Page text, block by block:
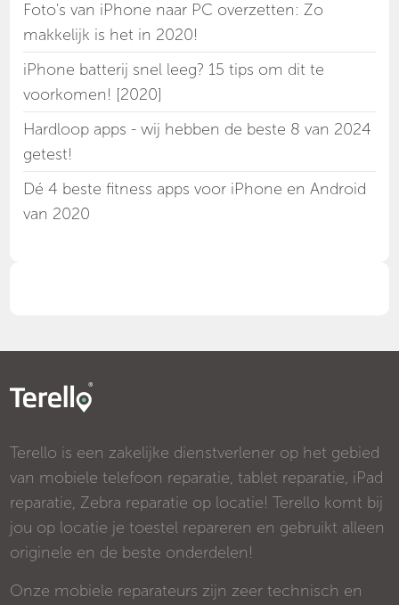
Foto's van iPhone naar PC overzetten: Zo
makkelijk is het in 2020!
iPhone batterij snel leeg? 15 tips om dit te
voorkomen! [2020]
Hardloop apps - wij hebben de beste 8 van 2024
getest!
Dé 4 beste fitness apps voor iPhone en Android
van 2020
Terello is een zakelijke dienstverlener op het gebied
van mobiele telefoon reparatie, tablet reparatie, iPad
reparatie, Zebra reparatie op locatie! Terello komt bij
jou op locatie je toestel repareren en gebruikt alleen
originele en de beste onderdelen!
Onze mobiele reparateurs zijn zeer technisch en